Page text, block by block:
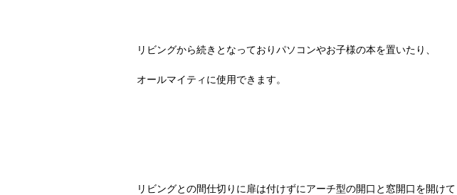
リビングから続きとなっておりパソコンやお子様の本を置いたり、
オールマイティに使用できます。
リビングとの間仕切りに扉は付けずにアーチ型の開口と窓開口を開けて